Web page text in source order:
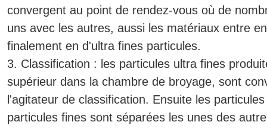
convergent au point de rendez-vous où de
uns avec les autres, aussi les matériaux entre
finalement en d'ultra fines particules.
3. Classification : les particules ultra fines
supérieur dans la chambre de broyage, sont
l'agitateur de classification. Ensuite les
particules fines sont séparées les unes des